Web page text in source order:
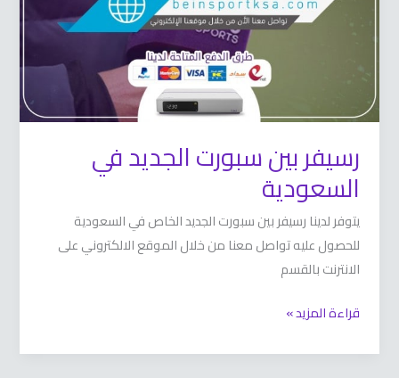
رسيفر بين سبورت الجديد في
السعودية
يتوفر لدينا رسيفر بين سبورت الجديد الخاص في السعودية
للحصول عليه تواصل معنا من خلال الموقع الالكتروني على
الانترنت بالقسم
السعودية
قراءة المزيد »